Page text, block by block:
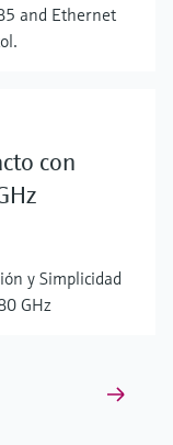
and Ethernet
con
y Simplicidad
GHz